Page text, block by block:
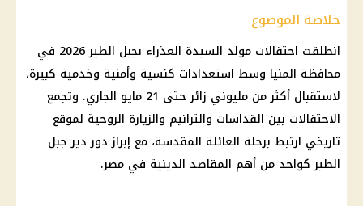
خلاصة الموضوع
انطلقت احتفالات مولد السيدة العذراء بجبل الطير 2026 في
محافظة المنيا وسط استعدادات كنسية وأمنية وخدمية كبيرة،
لاستقبال أكثر من مليوني زائر حتى 21 مايو الجاري. وتجمع
الاحتفالات بين القداسات والترانيم والزيارة الروحية لموقع
تاريخي ارتبط برحلة العائلة المقدسة، مع إبراز دور دير جبل
الطير كواحد من أهم المقاصد الدينية في مصر.